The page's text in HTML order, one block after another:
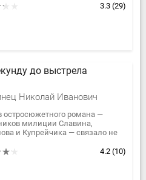
бесценного груза...
3.3 (29)
до выстрела
Николай Иванович
остросюжетного романа —
милиции Славина,
и Купрейчика — связало не
Фронтовая разведка и...
4.2 (10)